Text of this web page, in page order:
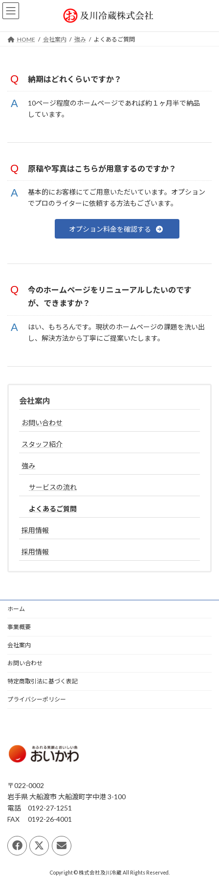
コ
ン
ナ
ビ
HOME 会社案内 強み よくあるご質問
納期はどれくらいですか？
10ページ程度のホームページであれば約１ヶ月半で納品
しています。
原稿や写真はこちらが用意するのですか？
基本的にお客様にてご用意いただいています。オプション
でプロのライターに依頼する方法もございます。
オプション料金を確認する
今のホームページをリニューアルしたいのです
が、できますか？
はい、もちろんです。現状のホームページの課題を洗い出
し、解決方法から丁寧にご提案いたします。
会社案内
お問い合わせ
スタッフ紹介
強み
サービスの流れ
よくあるご質問
採用情報
採用情報
ホーム
事業概要
会社案内
お問い合わせ
特定商取引法に基づく表記
プライバシーポリシー
〒022-0002
岩手県 大船渡市 大船渡町字中港 3-100
電話 0192-27-1251
FAX 0192-26-4001
Copyright © 株式会社及川冷蔵 All Rights Reserved.